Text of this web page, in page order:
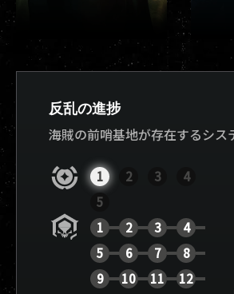
反乱の進捗
海賊の前哨基地が存在するシス
1 2 3
4
5
1
2 3
4
5
6 7
8
9
10 11
12